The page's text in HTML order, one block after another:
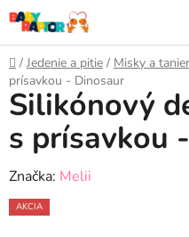
Prejsť
na
obsah
Domov
/ Jedenie a pitie / Misky a
prísavkou - Dinosaur
Silikónový
s prísavkou
Značka: Melii
AKCIA